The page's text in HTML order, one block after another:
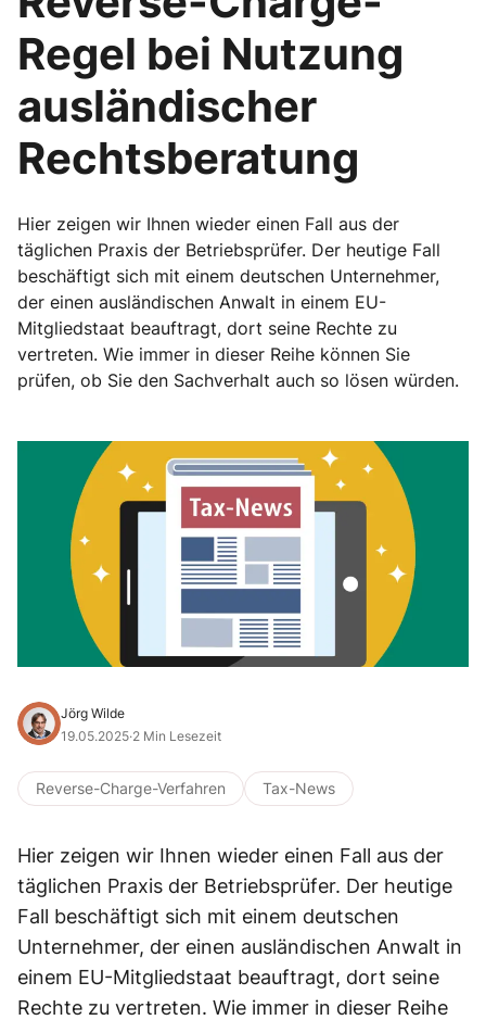
Regel bei Nutzung
ausländischer
Rechtsberatung
Hier zeigen wir Ihnen wieder einen Fall aus der
täglichen Praxis der Betriebsprüfer. Der heutige Fall
beschäftigt sich mit einem deutschen Unternehmer,
der einen ausländischen Anwalt in einem EU-
Mitgliedstaat beauftragt, dort seine Rechte zu
vertreten. Wie immer in dieser Reihe können Sie
prüfen, ob Sie den Sachverhalt auch so lösen würden.
Jörg Wilde
19.05.2025·2 Min Lesezeit
Reverse-Charge-Verfahren Tax-News
Hier zeigen wir Ihnen wieder einen Fall aus der
täglichen Praxis der Betriebsprüfer. Der heutige
Fall beschäftigt sich mit einem deutschen
Unternehmer, der einen ausländischen Anwalt in
einem EU-Mitgliedstaat beauftragt, dort seine
Rechte zu vertreten. Wie immer in dieser Reihe